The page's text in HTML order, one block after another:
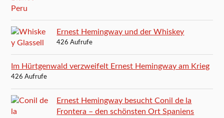
Ernest Hemingway und der Whiskey
426 Aufrufe
Im Hürtgenwald verzweifelt Ernest Hemingway am Krieg
426 Aufrufe
Ernest Hemingway besucht Conil de la
Frontera – den schönsten Ort Spaniens